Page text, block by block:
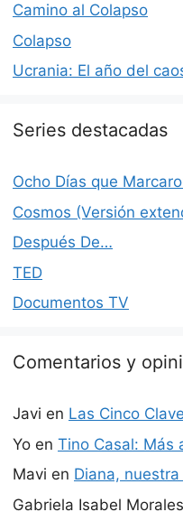
Camino al Colapso
Colapso
Ucrania: El año del
Series destacadas
Ocho Días que
Cosmos (Versión
Después De…
TED
Documentos TV
Comentarios y
Javi en Las Cinco
Yo en Tino Casal: Más
Mavi en Diana,
Gabriela Isabel